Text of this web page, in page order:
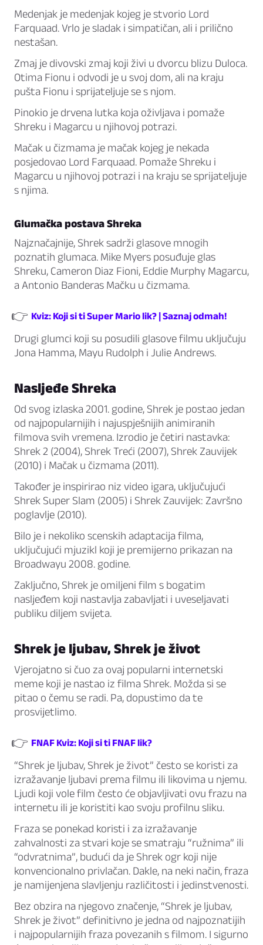
Medenjak je medenjak kojeg je stvorio Lord
Farquaad. Vrlo je sladak i simpatičan, ali i prilično
nestašan.
Zmaj je divovski zmaj koji živi u dvorcu blizu Duloca.
Otima Fionu i odvodi je u svoj dom, ali na kraju
pušta Fionu i sprijateljuje se s njom.
Pinokio je drvena lutka koja oživljava i pomaže
Shreku i Magarcu u njihovoj potrazi.
Mačak u čizmama je mačak kojeg je nekada
posjedovao Lord Farquaad. Pomaže Shreku i
Magarcu u njihovoj potrazi i na kraju se sprijateljuje
s njima.
Glumačka postava Shreka
Najznačajnije, Shrek sadrži glasove mnogih
poznatih glumaca. Mike Myers posuđuje glas
Shreku, Cameron Diaz Fioni, Eddie Murphy Magarcu,
a Antonio Banderas Mačku u čizmama.
👉 Kviz: Koji si ti Super Mario lik? | Saznaj odmah!
Drugi glumci koji su posudili glasove filmu uključuju
Jona Hamma, Mayu Rudolph i Julie Andrews.
Nasljeđe Shreka
Od svog izlaska 2001. godine, Shrek je postao jedan
od najpopularnijih i najuspješnijih animiranih
filmova svih vremena. Izrodio je četiri nastavka:
Shrek 2 (2004), Shrek Treći (2007), Shrek Zauvijek
(2010) i Mačak u čizmama (2011).
Također je inspirirao niz video igara, uključujući
Shrek Super Slam (2005) i Shrek Zauvijek: Završno
poglavlje (2010).
Bilo je i nekoliko scenskih adaptacija filma,
uključujući mjuzikl koji je premijerno prikazan na
Broadwayu 2008. godine.
Zaključno, Shrek je omiljeni film s bogatim
nasljeđem koji nastavlja zabavljati i uveseljavati
publiku diljem svijeta.
Shrek je ljubav, Shrek je život
Vjerojatno si čuo za ovaj popularni internetski
meme koji je nastao iz filma Shrek. Možda si se
pitao o čemu se radi. Pa, dopustimo da te
prosvijetlimo.
👉 FNAF Kviz: Koji si ti FNAF lik?
“Shrek je ljubav, Shrek je život” često se koristi za
izražavanje ljubavi prema filmu ili likovima u njemu.
Ljudi koji vole film često će objavljivati ovu frazu na
internetu ili je koristiti kao svoju profilnu sliku.
Fraza se ponekad koristi i za izražavanje
zahvalnosti za stvari koje se smatraju “ružnima” ili
“odvratnima”, budući da je Shrek ogr koji nije
konvencionalno privlačan. Dakle, na neki način, fraza
je namijenjena slavljenju različitosti i jedinstvenosti.
Bez obzira na njegovo značenje, “Shrek je ljubav,
Shrek je život” definitivno je jedna od najpoznatijih
i najpopularnijih fraza povezanih s filmom. I sigurno